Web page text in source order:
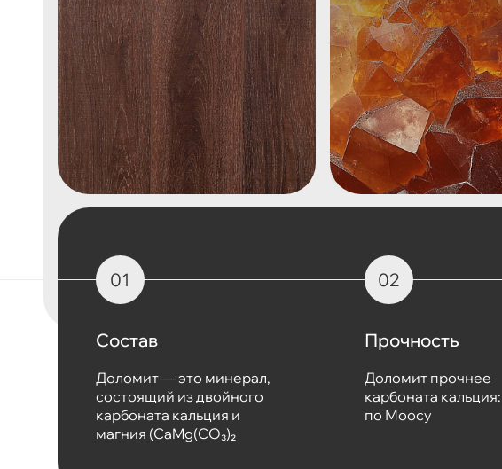
Состав
Доломит — это минерал,
состоящий из двойного
карбоната кальция и
магния (CaMg(CO₃)₂
Прочность
Доломит прочнее
карбоната
по Моосу